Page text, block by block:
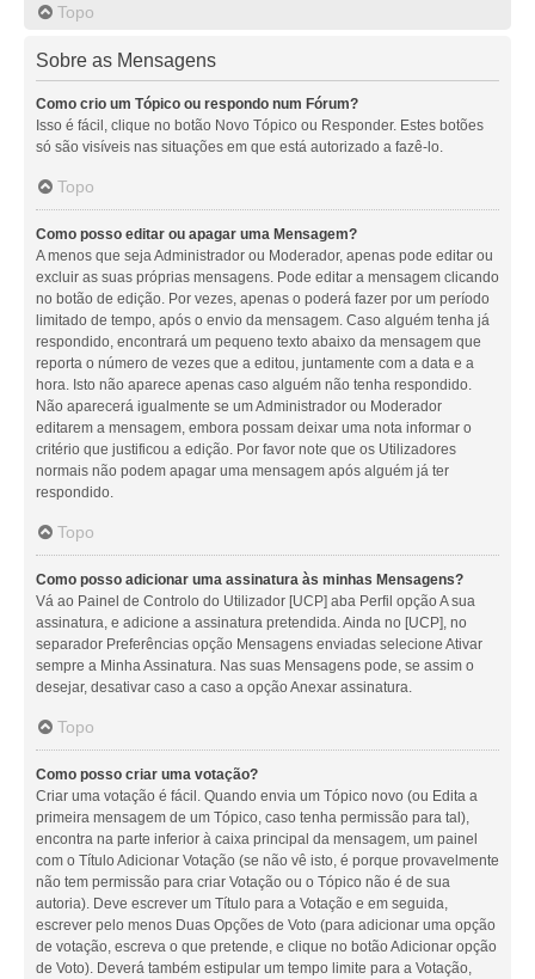
Topo
Sobre as Mensagens
Como crio um Tópico ou respondo num Fórum?
Isso é fácil, clique no botão Novo Tópico ou Responder. Estes botões
só são visíveis nas situações em que está autorizado a fazê-lo.
Topo
Como posso editar ou apagar uma Mensagem?
A menos que seja Administrador ou Moderador, apenas pode editar ou
excluir as suas próprias mensagens. Pode editar a mensagem clicando
no botão de edição. Por vezes, apenas o poderá fazer por um período
limitado de tempo, após o envio da mensagem. Caso alguém tenha já
respondido, encontrará um pequeno texto abaixo da mensagem que
reporta o número de vezes que a editou, juntamente com a data e a
hora. Isto não aparece apenas caso alguém não tenha respondido.
Não aparecerá igualmente se um Administrador ou Moderador
editarem a mensagem, embora possam deixar uma nota informar o
critério que justificou a edição. Por favor note que os Utilizadores
normais não podem apagar uma mensagem após alguém já ter
respondido.
Topo
Como posso adicionar uma assinatura às minhas Mensagens?
Vá ao Painel de Controlo do Utilizador [UCP] aba Perfil opção A sua
assinatura, e adicione a assinatura pretendida. Ainda no [UCP], no
separador Preferências opção Mensagens enviadas selecione Ativar
sempre a Minha Assinatura. Nas suas Mensagens pode, se assim o
desejar, desativar caso a caso a opção Anexar assinatura.
Topo
Como posso criar uma votação?
Criar uma votação é fácil. Quando envia um Tópico novo (ou Edita a
primeira mensagem de um Tópico, caso tenha permissão para tal),
encontra na parte inferior à caixa principal da mensagem, um painel
com o Título Adicionar Votação (se não vê isto, é porque provavelmente
não tem permissão para criar Votação ou o Tópico não é de sua
autoria). Deve escrever um Título para a Votação e em seguida,
escrever pelo menos Duas Opções de Voto (para adicionar uma opção
de votação, escreva o que pretende, e clique no botão Adicionar opção
de Voto). Deverá também estipular um tempo limite para a Votação,